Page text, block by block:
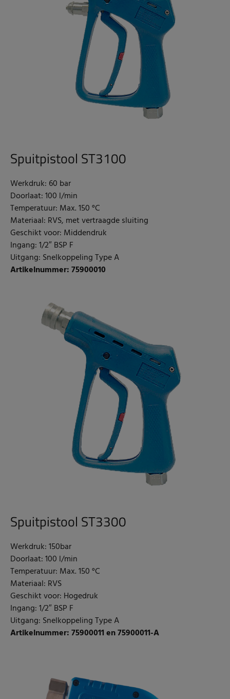
Spuitpistool ST3100
Werkdruk: 60 bar
Doorlaat: 100 l/min
Temperatuur: Max. 150 °C
Materiaal: RVS, met vertraagde sluiting
Geschikt voor: Middendruk
Ingang: 1/2″ BSP F
Uitgang: Snelkoppeling Type A
Artikelnummer: 75900010
Spuitpistool ST3300
Werkdruk: 150bar
Doorlaat: 100 l/min
Temperatuur: Max. 150 °C
Materiaal: RVS
Geschikt voor: Hogedruk
Ingang: 1/2″ BSP F
Uitgang: Snelkoppeling Type A
Artikelnummer: 75900011 en 75900011-A